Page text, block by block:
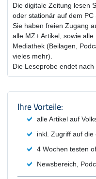
Die digitale Zeitung lesen
oder stationär auf dem PC
Sie haben freien Zugang
alle MZ+ Artikel, sowie
Mediathek (Beilagen,
vieles mehr).
Die Leseprobe endet nach
Ihre Vorteile:
alle Artikel auf
inkl. Zugriff auf die
4 Wochen testen
Newsbereich,